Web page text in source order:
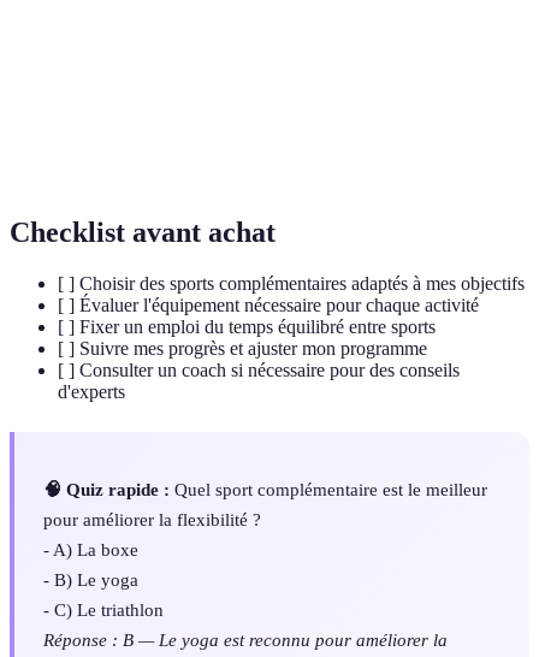
Checklist avant achat
[ ] Choisir des sports complémentaires adaptés à mes objectifs
[ ] Évaluer l'équipement nécessaire pour chaque activité
[ ] Fixer un emploi du temps équilibré entre sports
[ ] Suivre mes progrès et ajuster mon programme
[ ] Consulter un coach si nécessaire pour des conseils
d'experts
🧠 Quiz rapide : Quel sport complémentaire est le meilleur
pour améliorer la flexibilité ?
- A) La boxe
- B) Le yoga
- C) Le triathlon
Réponse : B — Le yoga est reconnu pour améliorer la